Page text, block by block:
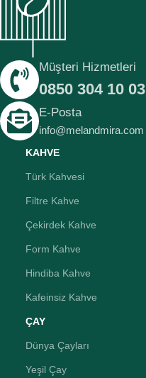
Müşteri Hizmetleri
0850 304 10 03
E-Posta
info@melandmira.com
KAHVE
Türk Kahvesi
Filtre Kahve
Çekirdek Kahve
Form Kahve
Hindiba Kahve
Kafeinsiz Kahve
ÇAY
Dünya Çayları
Yeşil Çay